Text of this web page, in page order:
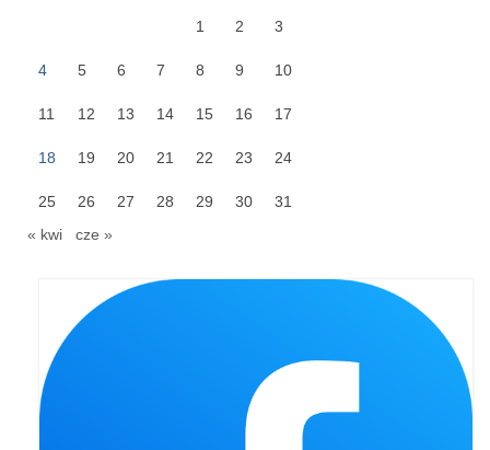
Pierwsza Komunia Święta 2019
Imieniny Ks Kanonika
Wigilia Paschalna 2019
Wielki Piątek 2019
Wielki Czwartek 2019
Apostoła w Częstochowie 2019
Narodowy Dzień Pamięci “Żołnierzy
Pielęgnacja drzew
1 2 3
4 5 6 7 8 9 10
11 12 13 14 15 16 17
18 19 20 21 22 23 24
25 26 27 28 29 30
31
« kwi
cze »